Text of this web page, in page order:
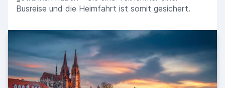
Busreise und die Heimfahrt ist somit gesichert.